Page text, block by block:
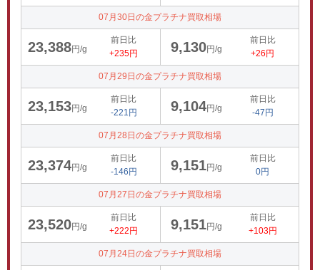
07月30日の金プラチナ買取相場
23,388円/g
前日比
+235円
9,130円/g
前日比
+26円
07月29日の金プラチナ買取相場
23,153円/g
前日比
-221円
9,104円/g
前日比
-47円
07月28日の金プラチナ買取相場
23,374円/g
前日比
-146円
9,151円/g
前日比
0円
07月27日の金プラチナ買取相場
23,520円/g
前日比
+222円
9,151円/g
前日比
+103円
07月24日の金プラチナ買取相場